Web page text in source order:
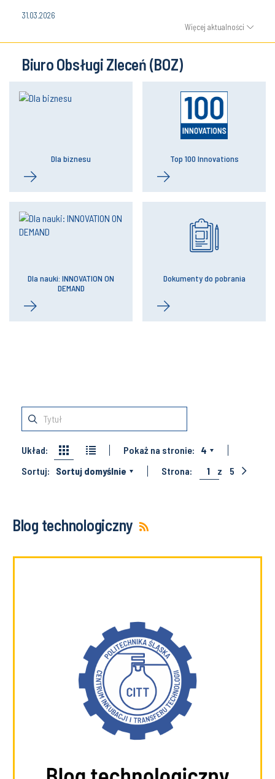
31.03.2026
Więcej aktualności
Biuro Obsługi Zleceń (BOZ)
Dla biznesu Top 100 Innovations
Dla nauki: INNOVATION ON
DEMAND
Dokumenty do pobrania
Układ: Pokaż na stronie:
4
Sortuj:
Sortuj domyślnie Strona: 1 z 5
Blog technologiczny